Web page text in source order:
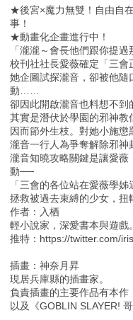
★後宮×魔力無雙！自由自
事！
★動畫化企畫進行中！
「瀧瀧～會長他們跟你提過
校刊社社長愛薇確定「三會
她企圖試探瀧音，卻被他
動……
卻因此開啟瀧音也料想不到
其實是潛伏於學園的邪神教
因而節外生枝。對她小施懲
瀧音一行人為爭奪解除邪神
瀧音知曉攻略關鍵是讓愛
動──
「三會的各位站在愛薇學
拯救被過去束縛的少女，扭
作者：入栖
輕小說家，深愛書本與遊戲。
推特：https://twitter.com/
插畫：神奈月昇
現居兵庫縣的插畫家。
負責插畫的主要作品有本作
以及《GOBLIN SLAYER!